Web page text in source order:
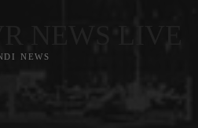
NEWS